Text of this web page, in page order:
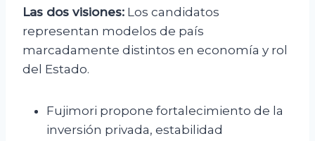
Las dos visiones: Los candidatos
representan modelos de país
marcadamente distintos en economía y rol
del Estado.
Fujimori propone fortalecimiento de la
inversión privada, estabilidad